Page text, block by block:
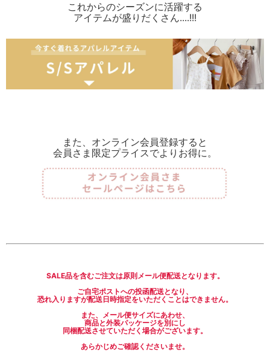
これからのシーズンに活躍する
アイテムが盛りだくさん....!!!
また、オンライン会員登録すると
会員さま限定プライスでよりお得に。
SALE品を含むご注文は原則メール便配送となります。
ご自宅ポストへの投函配送となり、
恐れ入りますが配送日時指定をいただくことはできません。
また、メール便サイズにあわせ、
商品と外装パッケージを別にし
同梱配送させていただく場合がございます。
あらかじめご確認くださいませ。